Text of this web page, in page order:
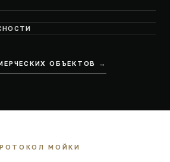
ОБЪЕКТОВ →
МОЙКИ